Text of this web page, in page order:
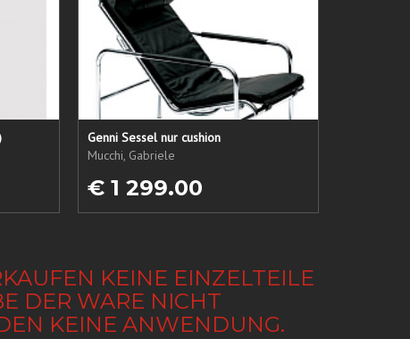
Genni Sessel nur cushion
Mucchi, Gabriele
€ 1 299.00
KEINE EINZELTEILE
DER WARE NICHT
KEINE ANWENDUNG.